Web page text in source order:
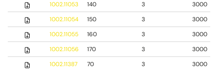
1002.11053
140 3
3000
1002.11054
150 3
3000
1002.11055
160 3
3000
1002.11056
170 3
3000
1002.11387
70 3
3000